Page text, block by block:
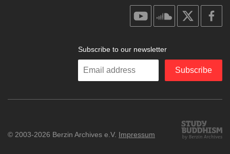
facebook
soundcloud
Subscribe to our newsletter
Enter
Subscribe
Study
Buddhism
© 2003-2026 Berzin Archives e.V. Impressum